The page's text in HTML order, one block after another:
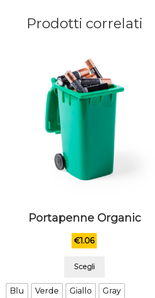
Prodotti correlati
Portapenne Organic
€1.06
Scegli
ha
Blu Verde Giallo Gray